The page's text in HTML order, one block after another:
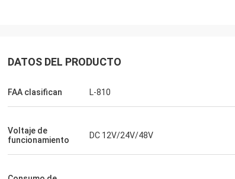
Luces en un buen precio, gente de la
productos.
DATOS DEL PRODUCTO
FAA clasifican L-810
Voltaje de
funcionamiento
DC 12V/24V/48V